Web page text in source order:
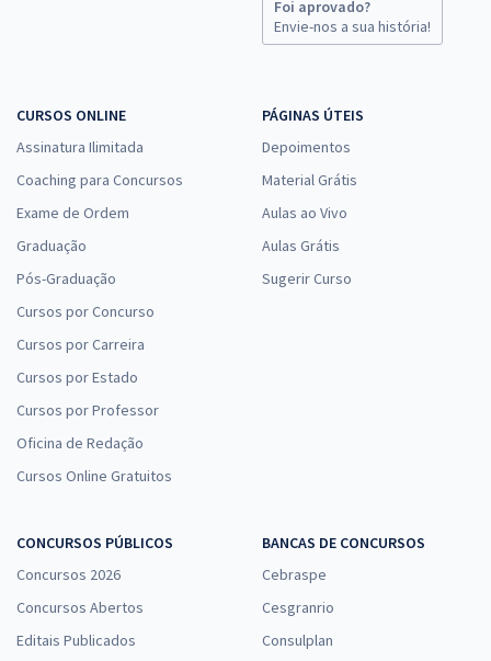
Foi aprovado?
Envie-nos a sua história!
CURSOS ONLINE
Assinatura Ilimitada
Coaching para Concursos
Exame de Ordem
Graduação
Pós-Graduação
Cursos por Concurso
Cursos por Carreira
Cursos por Estado
Cursos por Professor
Oficina de Redação
Cursos Online Gratuitos
PÁGINAS ÚTEIS
Depoimentos
Material Grátis
Aulas ao Vivo
Aulas Grátis
Sugerir Curso
CONCURSOS PÚBLICOS
Concursos 2026
Concursos Abertos
Editais Publicados
BANCAS DE CONCURSOS
Cebraspe
Cesgranrio
Consulplan